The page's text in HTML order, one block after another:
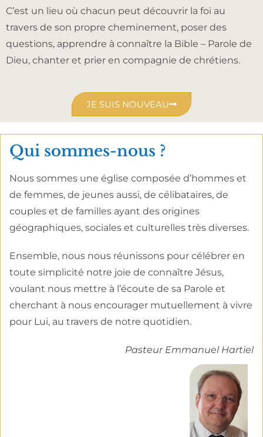
C’est un lieu où chacun peut découvrir la foi au
travers de son propre cheminement, poser des
questions, apprendre à connaître la Bible – Parole de
Dieu, chanter et prier en compagnie de chrétiens.
JE SUIS NOUVEAU
Qui sommes-nous ?
Nous sommes une église composée d’hommes et
de femmes, de jeunes aussi, de célibataires, de
couples et de familles ayant des origines
géographiques, sociales et culturelles très diverses.
Ensemble, nous nous réunissons pour célébrer en
toute simplicité notre joie de connaître Jésus,
voulant nous mettre à l’écoute de sa Parole et
cherchant à nous encourager mutuellement à vivre
pour Lui, au travers de notre quotidien.
Pasteur Emmanuel Hartiel